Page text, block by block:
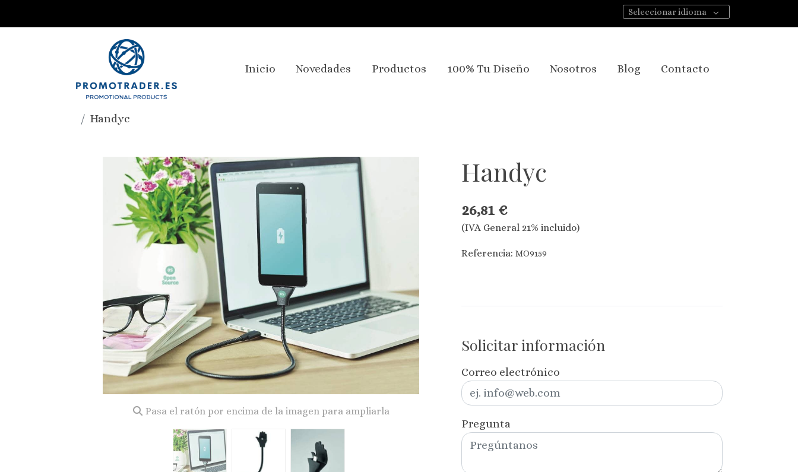
Seleccionar idioma
Inicio Novedades Productos 100% Tu Diseño Nosotros Blog Contacto
Handyc
Pasa el ratón por encima de la imagen para ampliarla
Handyc
26,81 €
(IVA General 21% incluido)
Referencia:MO9159
Solicitar información
Correo electrónico
Pregunta